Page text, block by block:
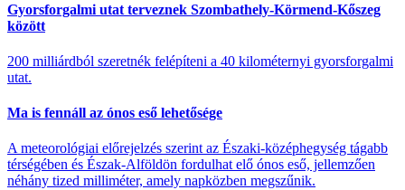
Gyorsforgalmi utat terveznek Szombathely-Körmend-Kőszeg
között
200 milliárdból szeretnék felépíteni a 40 kilométernyi gyorsforgalmi
utat.
Ma is fennáll az ónos eső lehetősége
A meteorológiai előrejelzés szerint az Északi-középhegység tágabb
térségében és Észak-Alföldön fordulhat elő ónos eső, jellemzően
néhány tized milliméter, amely napközben megszűnik.